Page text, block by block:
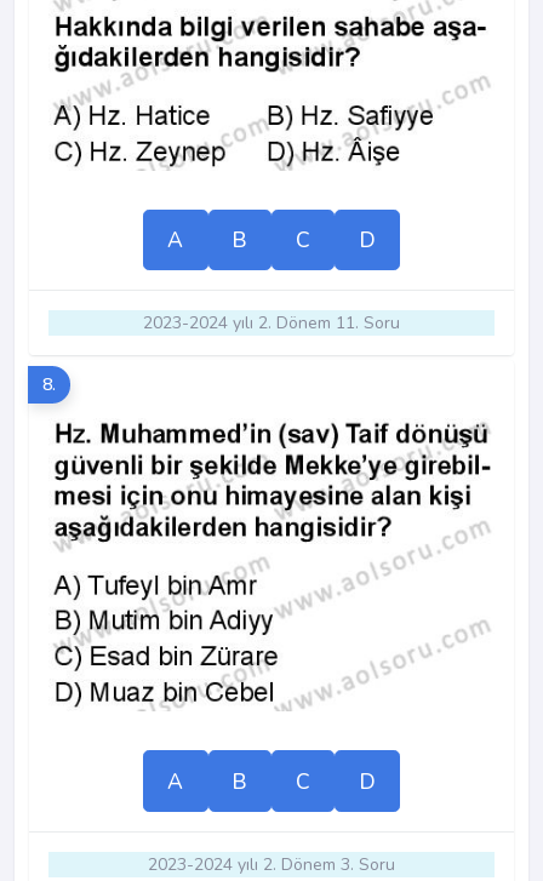
A B C D
2023-2024 yılı 2. Dönem 11. Soru
8.
A B C D
2023-2024 yılı 2. Dönem 3. Soru